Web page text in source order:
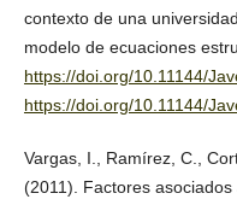
contexto de una
modelo de ecuaciones
https://doi.org/10.11144/
https://doi.org/10.11144/
Vargas, I., Ramírez, C.,
(2011). Factores